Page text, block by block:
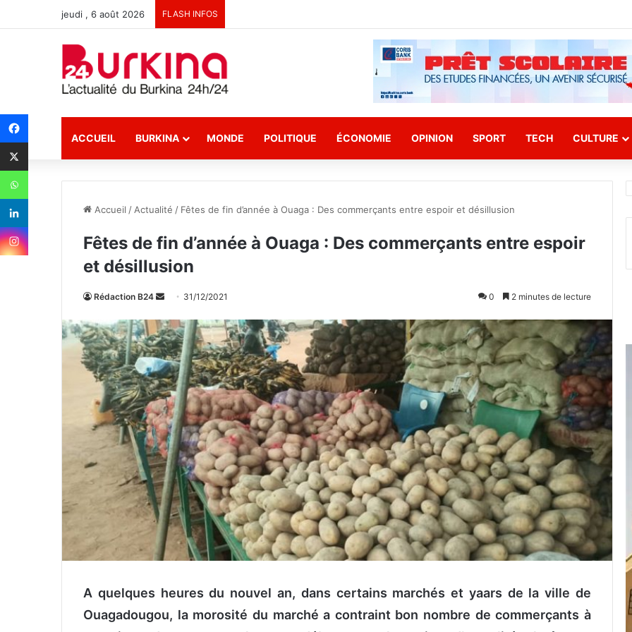
jeudi , 6 août 2026 FLASH INFOS
ACCUEIL BURKINA MONDE POLITIQUE ÉCONOMIE OPINION SPORT TECH CULTURE
Accueil / Actualité / Fêtes de fin d’année à Ouaga : Des commerçants entre espoir et désillusion
Fêtes de fin d’année à Ouaga : Des commerçants entre espoir
et désillusion
Rédaction B24
v
o
y
e
r
u
n
c
o
u
r
e
31/12/2021 0 2 minutes de lecture
A quelques heures du nouvel an, dans certains marchés et yaars de la ville de
Ouagadougou, la morosité du marché a contraint bon nombre de commerçants à